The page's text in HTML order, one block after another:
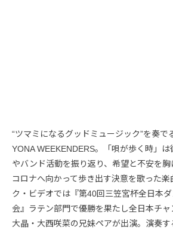
“ツマミになるグッドミュージック”を奏で
YONA WEEKENDERS。「唄が歩く時」
やバンド活動を振り返り、希望と不安を胸
コロナへ向かって歩き出す決意を歌った楽
ク・ビデオでは『第40回三笠宮杯全日本
会』ラテン部門で優勝を果たし全日本チ
大晶・大西咲菜の兄妹ペアが出演。演奏